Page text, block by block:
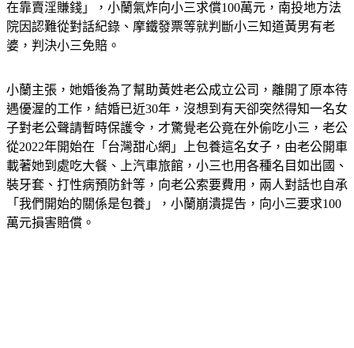
在靠賣淫賺錢」，小蘭氣炸向小三求償100萬元，南投地方法
院因認難從對話紀錄、摩鐵發票等就判斷小三知道黃男有老
婆，判決小三免賠。
小蘭主張，她婚後為了幫助黃姓老公成立公司，離開了原本待
遇優渥的工作，結婚已近30年，沒想到有天卻突然得知一名女
子對老公聲請暫時保護令，才驚覺老公竟在外偷吃小三，老公
從2022年開始在「台灣甜心網」上包養這名女子，由老公開車
載著她到處吃大餐、上汽車旅館，小三也用各種名目如出國、
裝牙套、打性病預防針等，向老公索要費用，兩人對話也自承
「我們開始的關係是包養」，小蘭崩潰提告，向小三要求100
萬元損害賠償。